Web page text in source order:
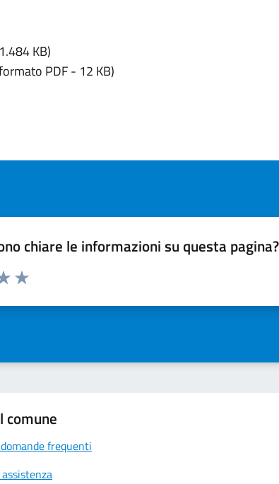
KB)
PDF - 12 KB)
chiare le informazioni su questa pagina?
la pagina
comune
frequenti